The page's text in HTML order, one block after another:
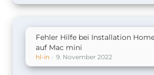
Fehler Hilfe bei Installation
auf Mac mini
hl-in 9. November 2022